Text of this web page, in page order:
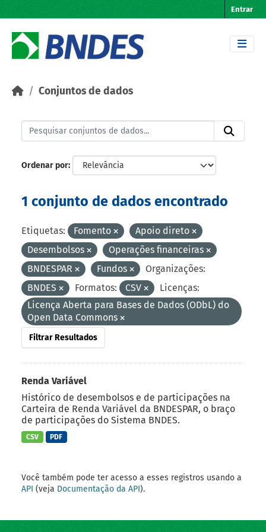
Entrar
Conjuntos de dados
Ordenar por
1 conjunto de dados encontrado
Etiquetas: Fomento
Apoio direto
Desembolsos
Operações financeiras
BNDESPAR
Fundos
Organizações:
BNDES
Formatos: CSV
Licenças:
Licença Aberta para Bases de Dados (ODbL) do
Open Data Commons
Filtrar Resultados
Renda Variável
Histórico de desembolsos e de participações na
Carteira de Renda Variável da BNDESPAR, o braço
de participações do Sistema BNDES.
CSV PDF
Você também pode ter acesso a esses registros usando a
API (veja Documentação da API).